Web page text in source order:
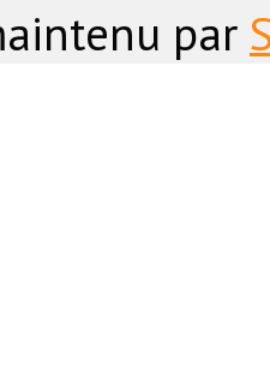
par